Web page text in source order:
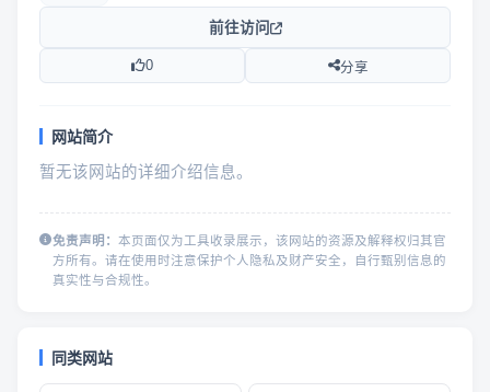
前往访问
0 分享
网站简介
暂无该网站的详细介绍信息。
免责声明： 本页面仅为工具收录展示，该网站的资源及解释权归其官
方所有。请在使用时注意保护个人隐私及财产安全，自行甄别信息的
真实性与合规性。
同类网站